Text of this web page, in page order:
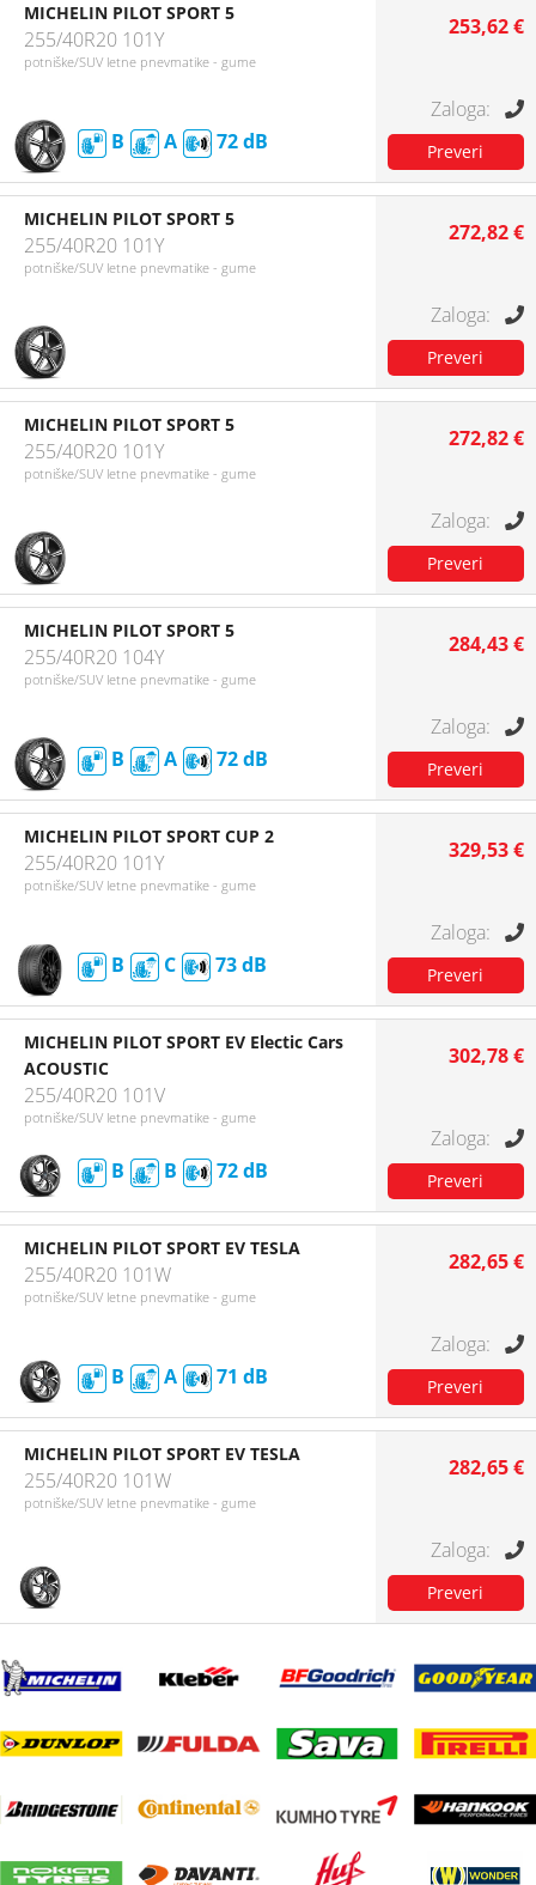
MICHELIN PILOT SPORT 5
255/40R20 101Y
potniške/SUV letne pnevmatike - gume
B A 72
253,62 €
MICHELIN PILOT SPORT 5
255/40R20 101Y
potniške/SUV letne pnevmatike - gume
272,82 €
MICHELIN PILOT SPORT 5
255/40R20 101Y
potniške/SUV letne pnevmatike - gume
272,82 €
MICHELIN PILOT SPORT 5
255/40R20 104Y
potniške/SUV letne pnevmatike - gume
B A 72
284,43 €
MICHELIN PILOT SPORT CUP 2
255/40R20 101Y
potniške/SUV letne pnevmatike - gume
B C 73
329,53 €
MICHELIN PILOT SPORT EV Electic Cars
ACOUSTIC
255/40R20 101V
potniške/SUV letne pnevmatike - gume
B B 72
302,78 €
MICHELIN PILOT SPORT EV TESLA
255/40R20 101W
potniške/SUV letne pnevmatike - gume
B A 71
282,65 €
MICHELIN PILOT SPORT EV TESLA
255/40R20 101W
potniške/SUV letne pnevmatike - gume
282,65 €